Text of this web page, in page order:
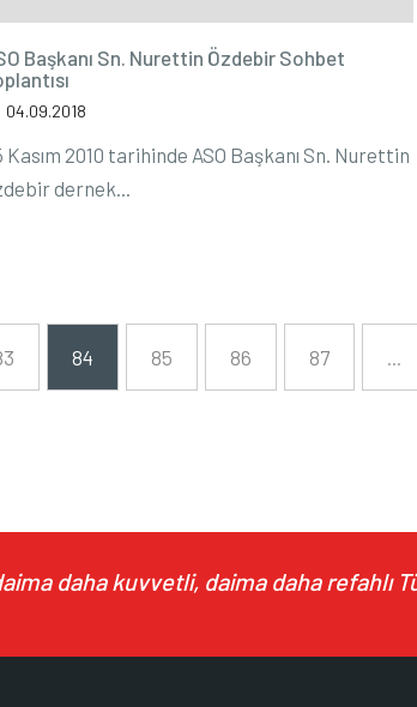
Başkanı Sn. Nurettin Özdebir Sohbet
04.09.2018
Kasım 2010 tarihinde ASO Başkanı Sn. Nurettin
dernek...
84 85 86 87
daha kuvvetli, daima daha refahlı